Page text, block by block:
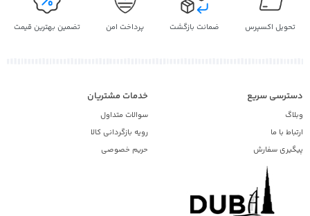
تحویل اکسپرس ضمانت بازگشت پرداخت امن تضمین بهترین قیمت
دسترسی سریع
وبلاگ
ارتباط با ما
پیگیری سفارش
خدمات مشتریان
سوالات متداول
رویه بازگردانی کالا
حریم خصوصی